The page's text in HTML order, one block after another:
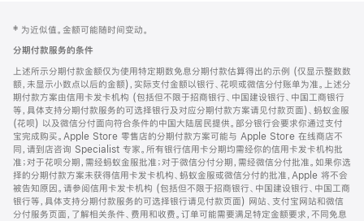
页
页
脚
注
‡ 为近似值。金额可能随时间变动。
分期付款服务的条件
上述所示分期付款金额仅为使用特定期数免息分期付款估算得出的示例 (仅显示整数数
额，未显示小数点以后的金额)，实际支付金额以银行、花呗或微信分付账单为准。上述分
期付款方案由信用卡发卡机构 (包括但不限于招商银行、中国建设银行、中国工商银行
等，具体支持分期付款服务的可选择银行及对应分期付款方案请见付款页面)、蚂蚁金服
(花呗) 以及微信分付面向符合条件的中国大陆居民提供。部分银行会要求你通过支付
宝完成购买。Apple Store 零售店的分期付款方案可能与 Apple Store 在线商店不
同，请到店咨询 Specialist 专家。所有银行信用卡分期均需经你的信用卡发卡机构批
准；对于花呗分期，需经蚂蚁金服批准；对于微信分付分期，需经微信分付批准。如果你选
择的分期付款方案未获得信用卡发卡机构、蚂蚁金服或微信分付的批准，Apple 将不会
被告知原因。请参阅信用卡发卡机构 (包括但不限于招商银行、中国建设银行、中国工商
银行等，具体支持分期付款服务的可选择银行请见付款页面) 网站、支付宝网站和微信
分付服务页面，了解相关条件、费用和收费。订单可能需要满足特定金额要求，不同免息